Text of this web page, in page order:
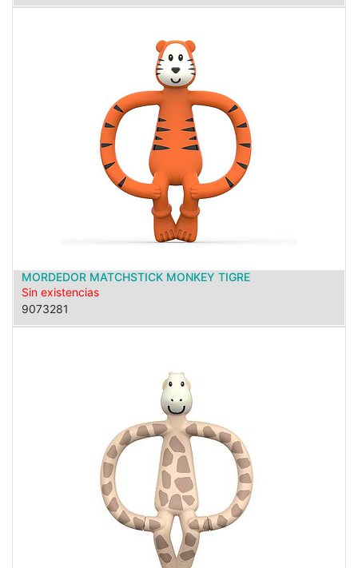
MORDEDOR MATCHSTICK MONKEY TIGRE
Sin existencias
9073281